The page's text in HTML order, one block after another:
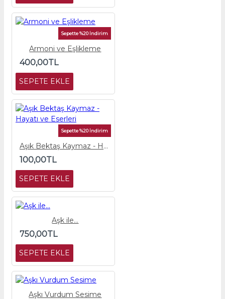
Sepette %20 İndirim
Armoni ve Eşlikleme
400,00TL
SEPETE EKLE
Sepette %20 İndirim
Aşık Bektaş Kaymaz - Hayatı ve Eserleri
100,00TL
SEPETE EKLE
Aşk ile...
750,00TL
SEPETE EKLE
Aşkı Vurdum Sesime